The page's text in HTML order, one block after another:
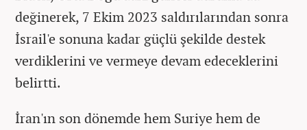
değinerek, 7 Ekim 2023 saldırılarından sonra
İsrail'e sonuna kadar güçlü şekilde destek
verdiklerini ve vermeye devam edeceklerini
belirtti.
İran'ın son dönemde hem Suriye hem de